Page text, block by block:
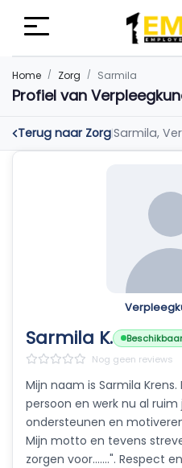
Home Zorg Sarmila
Profiel van
Terug naar Zorg|Sarmila,
Sarmila K.
Beschikbaar
Nog geen reviews
Mijn naam is Sarmila
persoon en werk nu al ruim
ondersteunen en
Mijn motto en tevens
zorgen voor.......". Respect